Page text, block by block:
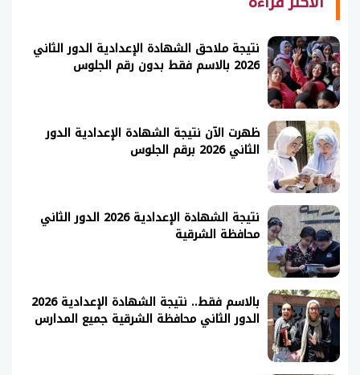
نتيجة ملاحق الشهادة الإعدادية الدور الثاني
2026 بالاسم فقط بدون رقم الجلوس
ظهرت الآن نتيجة الشهادة الإعدادية الدور
الثاني 2026 برقم الجلوس
نتيجة الشهادة الإعدادية 2026 الدور الثاني
محافظة الشرقية
بالاسم فقط.. نتيجة الشهادة الإعدادية 2026
الدور الثاني محافظة الشرقية جميع المدارس